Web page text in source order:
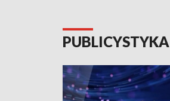
PUBLICYSTYKA